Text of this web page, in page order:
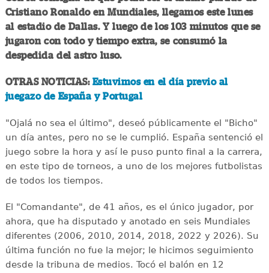
Cristiano Ronaldo en Mundiales, llegamos este lunes
al estadio de Dallas. Y luego de los 103 minutos que se
jugaron con todo y tiempo extra, se consumó la
despedida del astro luso.
OTRAS NOTICIAS: Estuvimos en el día previo al
juegazo de España y Portugal
"Ojalá no sea el último", deseó públicamente el "Bicho"
un día antes, pero no se le cumplió. España sentenció el
juego sobre la hora y así le puso punto final a la carrera,
en este tipo de torneos, a uno de los mejores futbolistas
de todos los tiempos.
El "Comandante", de 41 años, es el único jugador, por
ahora, que ha disputado y anotado en seis Mundiales
diferentes (2006, 2010, 2014, 2018, 2022 y 2026). Su
última función no fue la mejor; le hicimos seguimiento
desde la tribuna de medios. Tocó el balón en 12